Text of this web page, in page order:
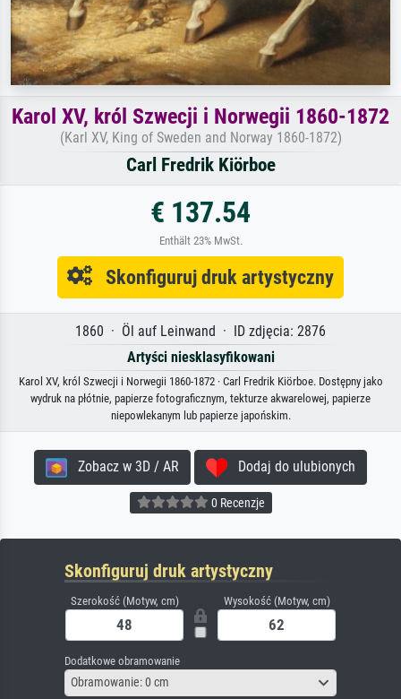
Karol XV, król Szwecji i Norwegii 1860-1872
(Karl XV, King of Sweden and Norway 1860-1872)
Carl Fredrik Kiörboe
€ 137.54
Enthält 23% MwSt.
Skonfiguruj druk artystyczny
1860 · Öl auf Leinwand · ID zdjęcia: 2876
Artyści niesklasyfikowani
Karol XV, król Szwecji i Norwegii 1860-1872 · Carl Fredrik Kiörboe. Dostępny jako
wydruk na płótnie, papierze fotograficznym, tekturze akwarelowej, papierze
niepowlekanym lub papierze japońskim.
Zobacz w 3D / AR Dodaj do ulubionych
0 Recenzje
Skonfiguruj druk artystyczny
Szerokość (Motyw, cm) Wysokość (Motyw, cm)
Dodatkowe obramowanie
Obramowanie: 0 cm